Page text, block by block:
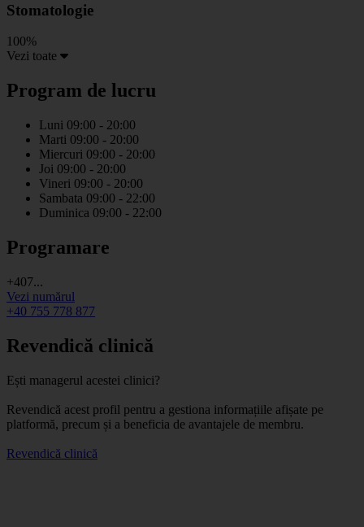
Stomatologie
100%
Vezi toate
Program de lucru
Luni 09:00 - 20:00
Marti 09:00 - 20:00
Miercuri 09:00 - 20:00
Joi 09:00 - 20:00
Vineri 09:00 - 20:00
Sambata 09:00 - 22:00
Duminica 09:00 - 22:00
Programare
+407...
Vezi numărul
+40 755 778 877
Revendică clinică
Ești managerul acestei clinici?
Revendică acest profil pentru a gestiona informațiile afișate pe
platformă, precum și a beneficia de avantajele de membru.
Revendică clinică